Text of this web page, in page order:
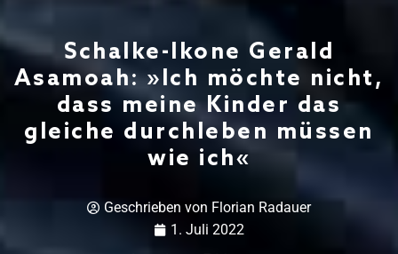
Schalke-Ikone Gerald
Asamoah: »Ich möchte nicht,
dass meine Kinder das
gleiche durchleben müssen
wie ich«
Geschrieben von Florian Radauer
1. Juli 2022